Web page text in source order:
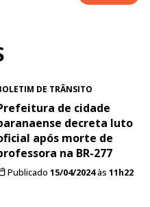
DE TRÂNSITO
de cidade
decreta luto
após morte de
na BR-277
Publicado 15/04/2024às 11h22